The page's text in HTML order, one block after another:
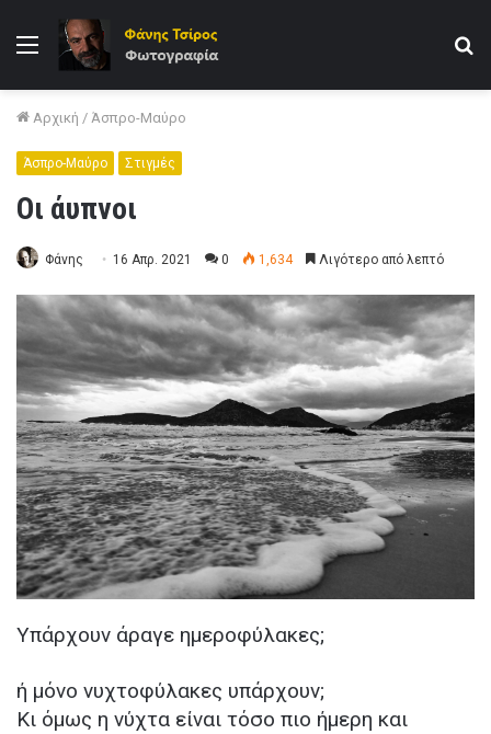
Μενού
Αρχική / Άσπρο-Μαύρο
Άσπρο-Μαύρο Στιγμές
Οι άυπνοι
Φάνης 16 Απρ. 2021 0 1,634 Λιγότερο από λεπτό
Υπάρχουν άραγε ημεροφύλακες;
ή μόνο νυχτοφύλακες υπάρχουν;
Κι όμως η νύχτα είναι τόσο πιο ήμερη και